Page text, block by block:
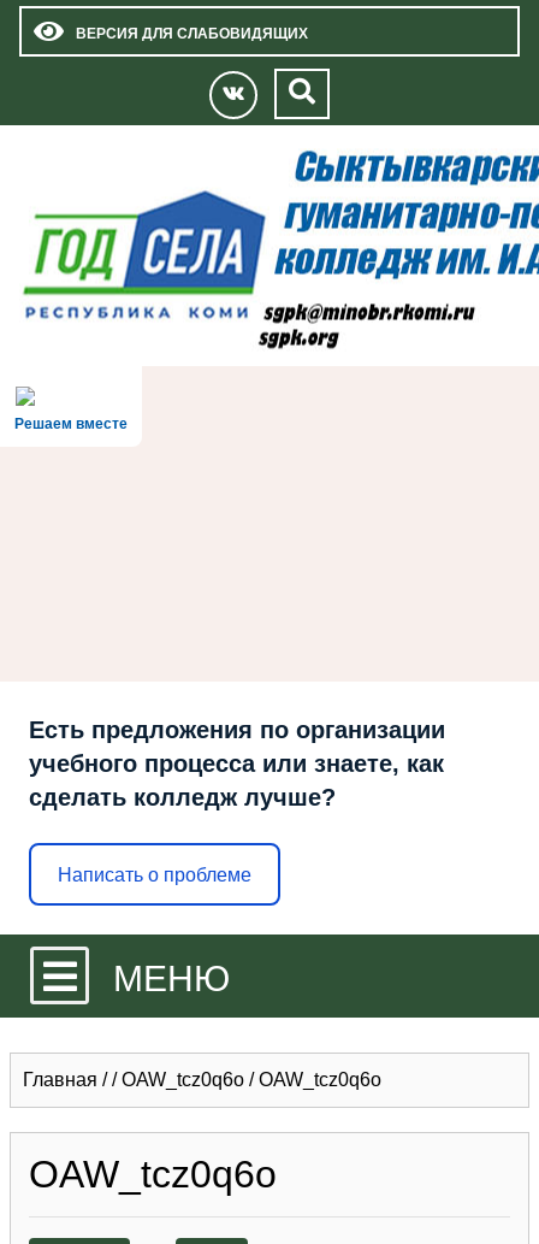
ВЕРСИЯ ДЛЯ СЛАБОВИДЯЩИХ
Решаем вместе
Есть предложения по организации
учебного процесса или знаете, как
сделать колледж лучше?
Написать о проблеме
МЕНЮ
Главная //OAW_tcz0q6o /OAW_tcz0q6o
OAW_tcz0q6o